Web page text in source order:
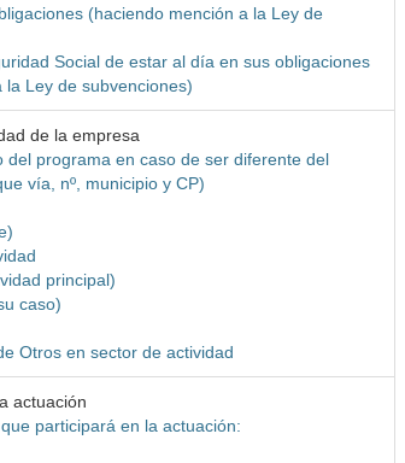
(haciendo mención a la Ley de
Social de estar al día en sus obligaciones
la Ley de subvenciones)
de la empresa
del programa en caso de ser diferente del
vía, nº, municipio y CP)
principal)
caso)
Otros en sector de actividad
actuación
participará en la actuación: